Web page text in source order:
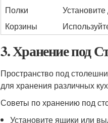
Полки
Корзины
3. Хранение под
Пространство под
для хранения различных
Советы по хранению под
Установите ящики или